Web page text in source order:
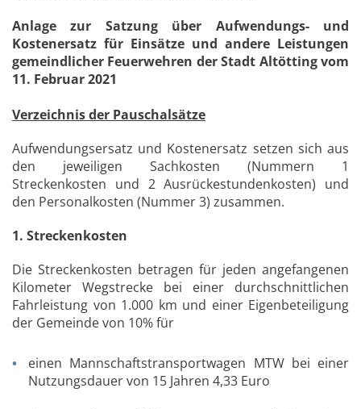
Anlage zur Satzung über Aufwendungs- und
Kostenersatz für Einsätze und andere Leistungen
gemeindlicher Feuerwehren der Stadt Altötting vom
11. Februar 2021
Verzeichnis der Pauschalsätze
Aufwendungsersatz und Kostenersatz setzen sich aus
den jeweiligen Sachkosten (Nummern 1
Streckenkosten und 2 Ausrückestundenkosten) und
den Personalkosten (Nummer 3) zusammen.
1. Streckenkosten
Die Streckenkosten betragen für jeden angefangenen
Kilometer Wegstrecke bei einer durchschnittlichen
Fahrleistung von 1.000 km und einer Eigenbeteiligung
der Gemeinde von 10% für
einen Mannschaftstransportwagen MTW bei einer
Nutzungsdauer von 15 Jahren 4,33 Euro